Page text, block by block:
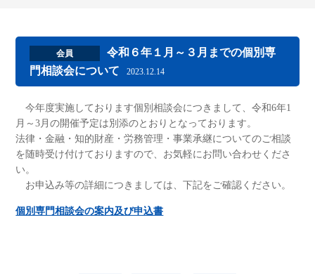
会員
令和６年１月～３月までの個別専
門相談会について
2023.12.14
今年度実施しております個別相談会につきまして、令和6年1
月～3月の開催予定は別添のとおりとなっております。
法律・金融・知的財産・労務管理・事業承継についてのご相談
を随時受け付けておりますので、お気軽にお問い合わせくださ
い。
お申込み等の詳細につきましては、下記をご確認ください。
個別専門相談会の案内及び申込書